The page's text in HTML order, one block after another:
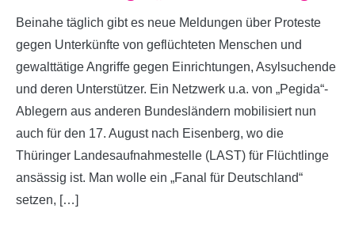
Beinahe täglich gibt es neue Meldungen über Proteste
gegen Unterkünfte von geflüchteten Menschen und
gewalttätige Angriffe gegen Einrichtungen, Asylsuchende
und deren Unterstützer. Ein Netzwerk u.a. von „Pegida“-
Ablegern aus anderen Bundesländern mobilisiert nun
auch für den 17. August nach Eisenberg, wo die
Thüringer Landesaufnahmestelle (LAST) für Flüchtlinge
ansässig ist. Man wolle ein „Fanal für Deutschland“
setzen, […]